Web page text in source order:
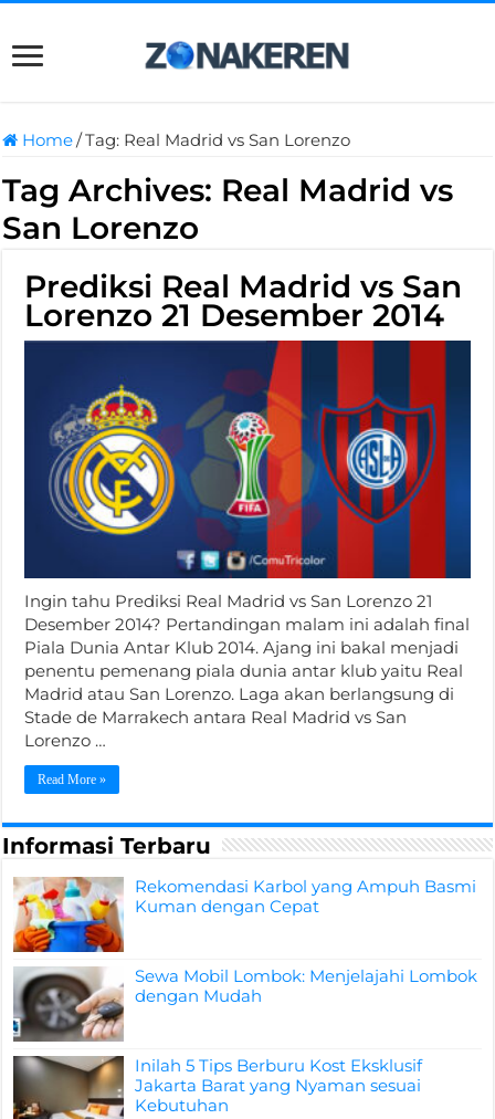
Home/Tag: Real Madrid vs San Lorenzo
Tag Archives: Real Madrid vs
San Lorenzo
Prediksi Real Madrid vs San
Lorenzo 21 Desember 2014
Ingin tahu Prediksi Real Madrid vs San Lorenzo 21
Desember 2014? Pertandingan malam ini adalah final
Piala Dunia Antar Klub 2014. Ajang ini bakal menjadi
penentu pemenang piala dunia antar klub yaitu Real
Madrid atau San Lorenzo. Laga akan berlangsung di
Stade de Marrakech antara Real Madrid vs San
Lorenzo …
Read More »
Informasi Terbaru
Rekomendasi Karbol yang Ampuh Basmi
Kuman dengan Cepat
Sewa Mobil Lombok: Menjelajahi Lombok
dengan Mudah
Inilah 5 Tips Berburu Kost Eksklusif
Jakarta Barat yang Nyaman sesuai
Kebutuhan